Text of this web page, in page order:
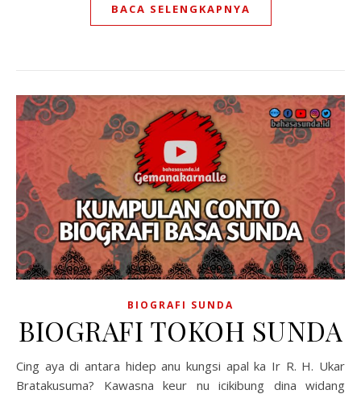
BACA SELENGKAPNYA
BIOGRAFI SUNDA
BIOGRAFI TOKOH SUNDA
Cing aya di antara hidep anu kungsi apal ka Ir R. H. Ukar
Bratakusuma? Kawasna keur nu icikibung dina widang